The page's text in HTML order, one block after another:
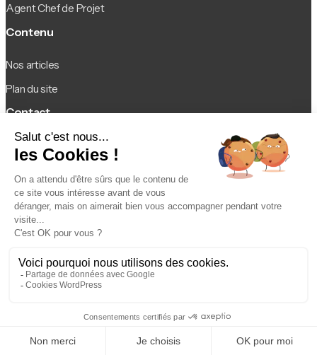
Agent Chef de Projet
Contenu
Nos articles
Plan du site
Contact
Contact
Mentions légales
Politique de confidentialité
© 2026 Agentsia. Tous droits réservés.